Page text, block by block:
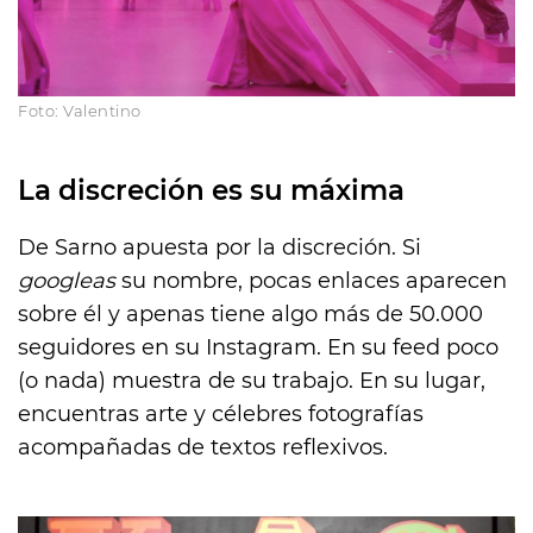
Foto: Valentino
La discreción es su máxima
De Sarno apuesta por la discreción. Si
googleassu nombre, pocas enlaces aparecen
sobre él y apenas tiene algo más de 50.000
seguidores en su Instagram. En su feed poco
(o nada) muestra de su trabajo. En su lugar,
encuentras arte y célebres fotografías
acompañadas de textos reflexivos.